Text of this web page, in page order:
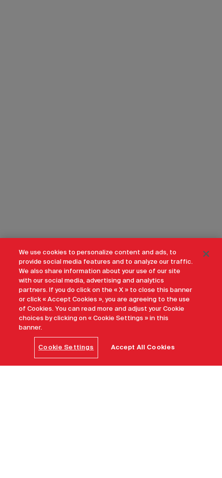
We use cookies to personalize content and ads, to
provide social media features and to analyze our traffic.
We also share information about your use of our site
with our social media, advertising and analytics
partners. If you do click on the « X » to close this banner
or click « Accept Cookies », you are agreeing to the use
of Cookies. You can read more and adjust your Cookie
choices by clicking on « Cookie Settings » in this
banner.
Cookie Settings Accept All Cookies